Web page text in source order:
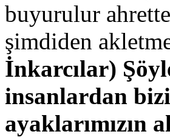
buyurulur
şimdiden
İnkarcılar)
insanlardan
ayaklarımızın